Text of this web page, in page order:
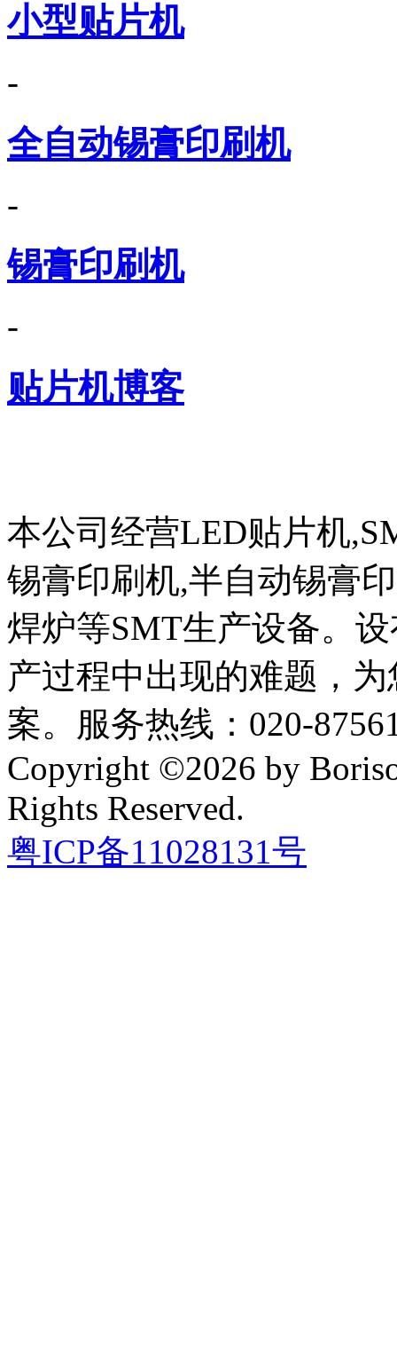
小型贴片机
-
全自动锡膏印刷机
-
锡膏印刷机
-
贴片机博客
本公司经营LED贴片机
锡膏印刷机,半自动锡膏
焊炉等SMT生产设备。
产过程中出现的难题，
案。服务热线：020-
Copyright ©2026 by
Rights Reserved.
粤ICP备11028131号